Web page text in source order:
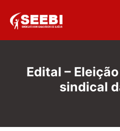
Edital –
sindical